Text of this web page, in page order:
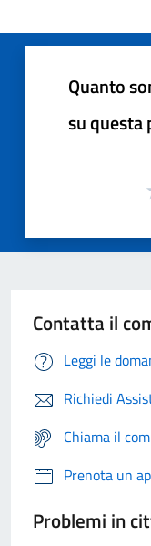
Quanto
su questa
Contatta il
Leggi le
Richiedi
Chiama il
Prenota un
Problemi in